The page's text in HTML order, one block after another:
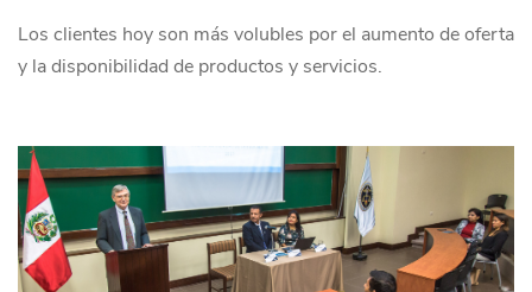
Los clientes hoy son más volubles por el aumento de oferta
y la disponibilidad de productos y servicios.